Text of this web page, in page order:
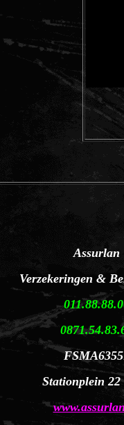
Assurlan
Verzekeringen &
Stationplein 22